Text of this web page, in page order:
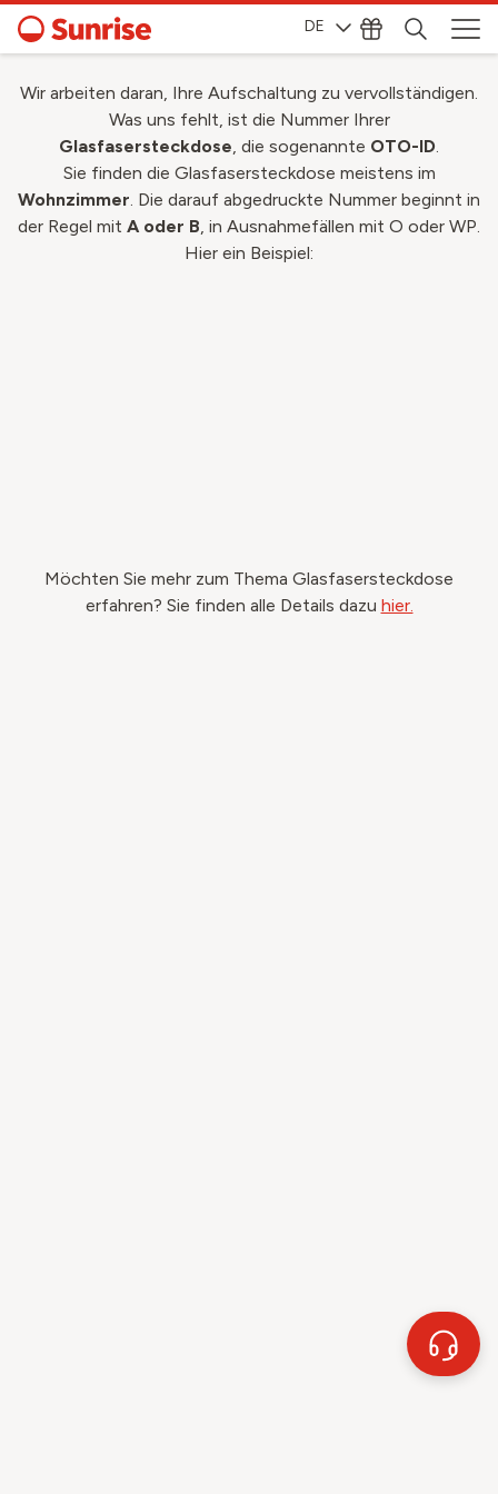
DE
Ihre OTO-ID
Wir arbeiten daran, Ihre Aufschaltung zu vervollständigen.
Was uns fehlt, ist die Nummer Ihrer
Glasfasersteckdose, die sogenannte OTO-ID.
Sie finden die Glasfasersteckdose meistens im
Wohnzimmer. Die darauf abgedruckte Nummer beginnt in
der Regel mit A oder B, in Ausnahmefällen mit O oder WP.
Hier ein Beispiel:
Möchten Sie mehr zum Thema Glasfasersteckdose
erfahren? Sie finden alle Details dazu hier.